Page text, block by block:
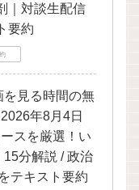
｜対談生配信
要約
を見る時間の無
年8月4日
スを厳選！い
分解説 / 政治
テキスト要約